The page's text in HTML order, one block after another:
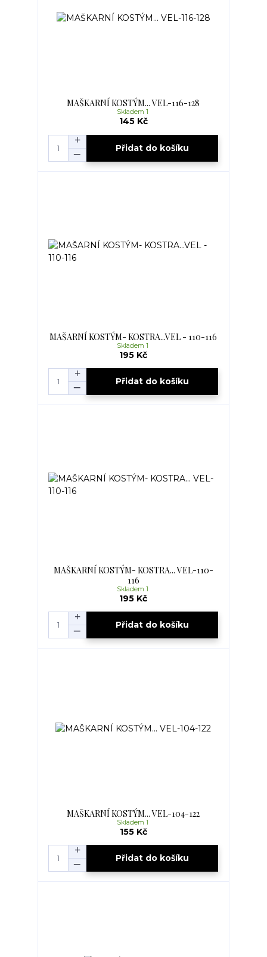
MAŠKARNÍ KOSTÝM... VEL-116-128
145 Kč
Skladem 1
Přidat do košíku
MAŠARNÍ KOSTÝM- KOSTRA...VEL - 110-116
195 Kč
Skladem 1
Přidat do košíku
MAŠKARNÍ KOSTÝM- KOSTRA... VEL-110-
116
195 Kč
Skladem 1
Přidat do košíku
MAŠKARNÍ KOSTÝM... VEL-104-122
155 Kč
Skladem 1
Přidat do košíku